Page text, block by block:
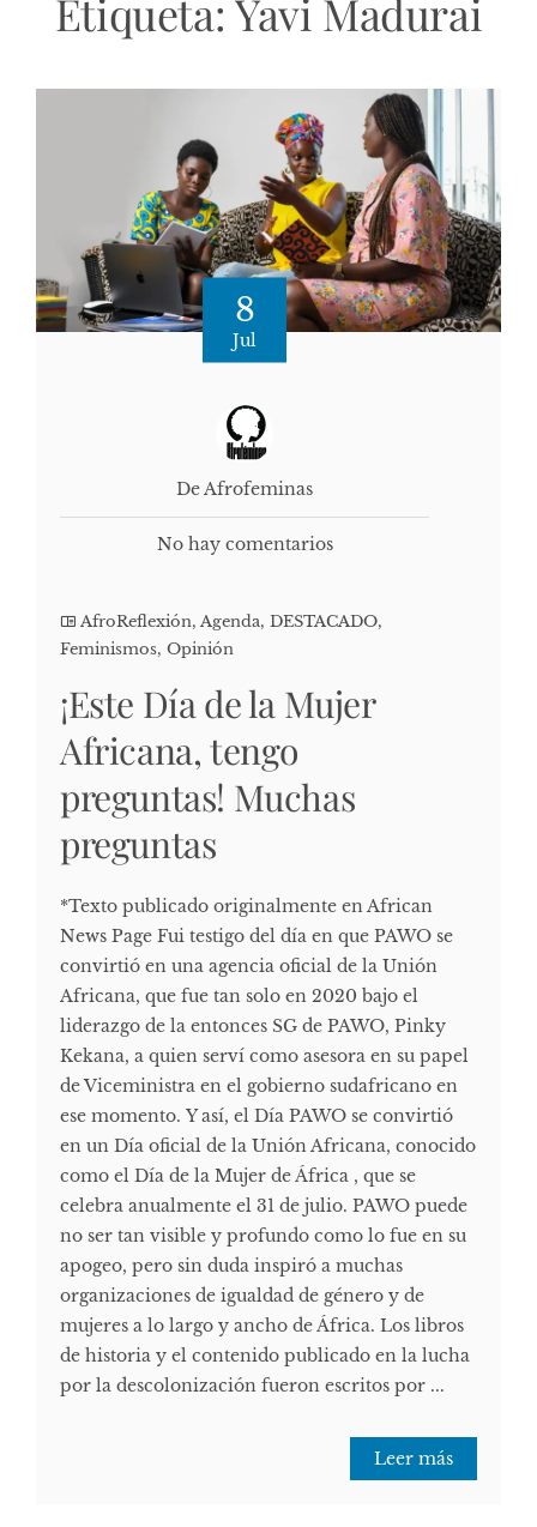
Etiqueta: Yavi Madurai
8
Jul
De Afrofeminas
No hay comentarios
AfroReflexión, Agenda, DESTACADO,
Feminismos, Opinión
¡Este Día de la Mujer
Africana, tengo
preguntas! Muchas
preguntas
*Texto publicado originalmente en African
News Page Fui testigo del día en que PAWO se
convirtió en una agencia oficial de la Unión
Africana, que fue tan solo en 2020 bajo el
liderazgo de la entonces SG de PAWO, Pinky
Kekana, a quien serví como asesora en su papel
de Viceministra en el gobierno sudafricano en
ese momento. Y así, el Día PAWO se convirtió
en un Día oficial de la Unión Africana, conocido
como el Día de la Mujer de África , que se
celebra anualmente el 31 de julio. PAWO puede
no ser tan visible y profundo como lo fue en su
apogeo, pero sin duda inspiró a muchas
organizaciones de igualdad de género y de
mujeres a lo largo y ancho de África. Los libros
de historia y el contenido publicado en la lucha
por la descolonización fueron escritos por ...
Leer más